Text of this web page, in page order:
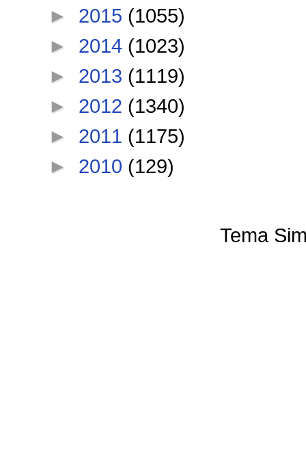
► 2015 (1055)
► 2014 (1023)
► 2013 (1119)
► 2012 (1340)
► 2011 (1175)
► 2010 (129)
Tema